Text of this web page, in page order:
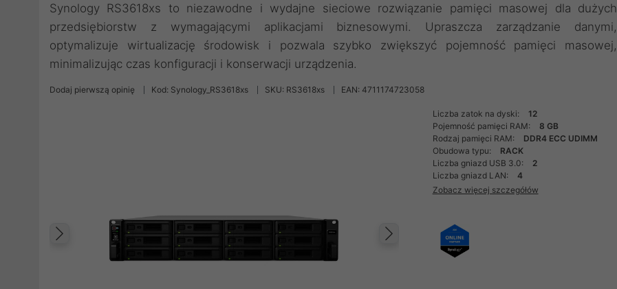
Synology RS3618xs to niezawodne i wydajne sieciowe rozwiązanie pamięci masowej dla dużych
przedsiębiorstw z wymagającymi aplikacjami biznesowymi. Upraszcza zarządzanie danymi,
optymalizuje wirtualizację środowisk i pozwala szybko zwiększyć pojemność pamięci masowej,
minimalizując czas konfiguracji i konserwacji urządzenia.
Dodaj pierwszą opinię Kod: Synology_RS3618xs SKU: RS3618xs EAN: 4711174723058
Następny
Poprzedni
Liczba zatok na dyski:
12
Pojemność pamięci RAM:
8 GB
Rodzaj pamięci RAM:
DDR4 ECC UDIMM
Obudowa typu:
RACK
Liczba gniazd USB 3.0:
2
Liczba gniazd LAN:
4
Zobacz więcej szczegółów